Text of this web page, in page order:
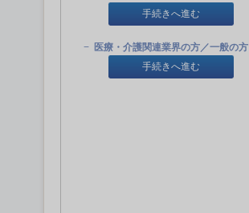
手続きへ進む
医療・介護関連業界の方／一般の方
手続きへ進む